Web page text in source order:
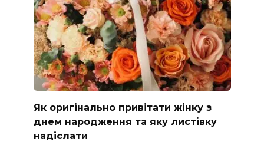
Як оригінально привітати жінку з
днем народження та яку листівку
надіслати